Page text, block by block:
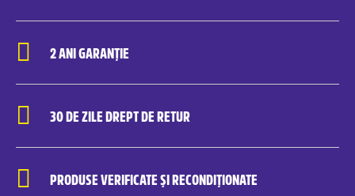
2 ANI GARANȚIE
30 DE ZILE DREPT DE RETUR
PRODUSE VERIFICATE ȘI RECONDIȚIONATE